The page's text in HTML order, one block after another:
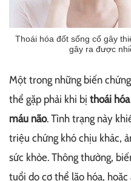
Thoái hóa đốt sống cổ gây
gây ra được
Một trong những biến
thể gặp phải khi bị thoái
máu não. Tình trạng này
triệu chứng khó chịu khác,
sức khỏe. Thông thường,
tuổi do cơ thể lão hóa,